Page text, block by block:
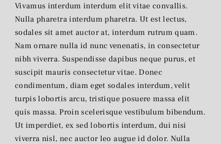
Vivamus interdum interdum elit vitae convallis.
Nulla pharetra interdum pharetra. Ut est lectus,
sodales sit amet auctor at, interdum rutrum quam.
Nam ornare nulla id nunc venenatis, in consectetur
nibh viverra. Suspendisse dapibus neque purus, et
suscipit mauris consectetur vitae. Donec
condimentum, diam eget sodales interdum, velit
turpis lobortis arcu, tristique posuere massa elit
quis massa. Proin scelerisque vestibulum bibendum.
Ut imperdiet, ex sed lobortis interdum, dui nisi
viverra nisl, nec auctor leo augue id dolor. Nulla